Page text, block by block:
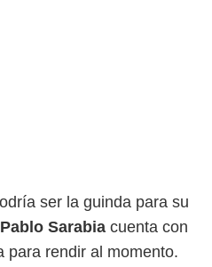
ser la guinda para su
Pablo Sarabia cuenta con
para rendir al momento.